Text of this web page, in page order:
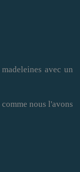
avec un
nous l'avons